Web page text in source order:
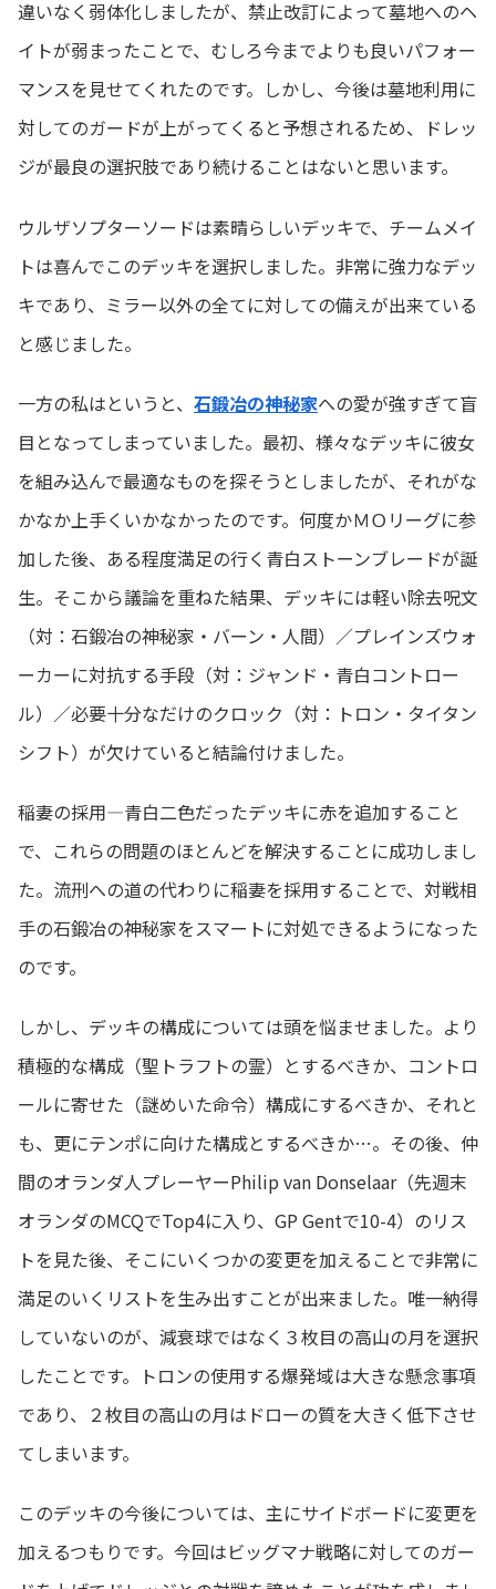
違いなく弱体化しましたが、禁止改訂によって墓地へのヘ
イトが弱まったことで、むしろ今までよりも良いパフォー
マンスを見せてくれたのです。しかし、今後は墓地利用に
対してのガードが上がってくると予想されるため、ドレッ
ジが最良の選択肢であり続けることはないと思います。
ウルザソプターソードは素晴らしいデッキで、チームメイ
トは喜んでこのデッキを選択しました。非常に強力なデッ
キであり、ミラー以外の全てに対しての備えが出来ている
と感じました。
一方の私はというと、 石鍛冶の神秘家への愛が強すぎて盲
目となってしまっていました。最初、様々なデッキに彼女
を組み込んで最適なものを探そうとしましたが、それがな
かなか上手くいかなかったのです。何度かＭＯリーグに参
加した後、ある程度満足の行く青白ストーンブレードが誕
生。そこから議論を重ねた結果、デッキには軽い除去呪文
（対：石鍛冶の神秘家・バーン・人間）／プレインズウォ
ーカーに対抗する手段（対：ジャンド・青白コントロー
ル）／必要十分なだけのクロック（対：トロン・タイタン
シフト）が欠けていると結論付けました。
稲妻の採用―青白二色だったデッキに赤を追加すること
で、これらの問題のほとんどを解決することに成功しまし
た。流刑への道の代わりに稲妻を採用することで、対戦相
手の石鍛冶の神秘家をスマートに対処できるようになった
のです。
しかし、デッキの構成については頭を悩ませました。より
積極的な構成（聖トラフトの霊）とするべきか、コントロ
ールに寄せた（謎めいた命令）構成にするべきか、それと
も、更にテンポに向けた構成とするべきか…。その後、仲
間のオランダ人プレーヤーPhilip van Donselaar（先週末
オランダのMCQでTop4に入り、GP Gentで10-4）のリス
トを見た後、そこにいくつかの変更を加えることで非常に
満足のいくリストを生み出すことが出来ました。唯一納得
していないのが、減衰球ではなく３枚目の高山の月を選択
したことです。トロンの使用する爆発域は大きな懸念事項
であり、２枚目の高山の月はドローの質を大きく低下させ
てしまいます。
このデッキの今後については、主にサイドボードに変更を
加えるつもりです。今回はビッグマナ戦略に対してのガー